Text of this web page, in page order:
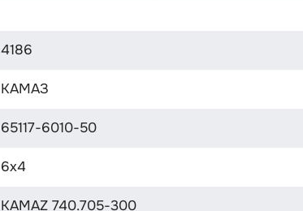
4186
КАМАЗ
65117-6010-50
6х4
KAMAZ 740.705-300